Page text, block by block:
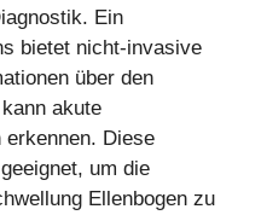
Ein
bietet nicht-invasive
über den
akute
erkennen. Diese
um die
Ellenbogen zu